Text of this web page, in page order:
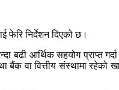
फेरि निर्देशन दिएको छ।
बढी आर्थिक सहयोग प्राप्त
बैंक वा वित्तीय संस्थामा